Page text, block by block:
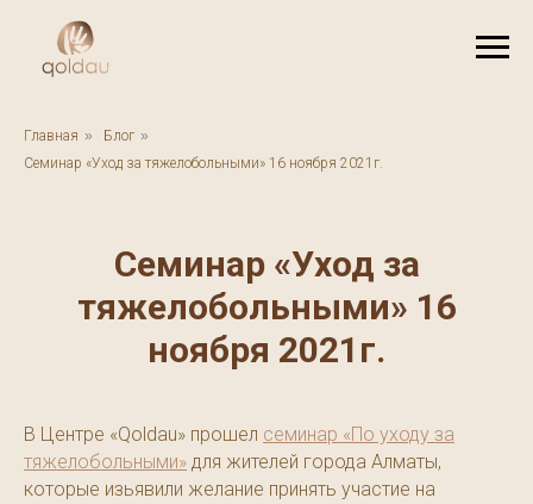
Главная » Блог »
Семинар «Уход за тяжелобольными» 16 ноября 2021г.
Семинар «Уход за
тяжелобольными» 16
ноября 2021г.
В Центре «Qoldau» прошел семинар «По уходу за
тяжелобольными» для жителей города Алматы,
которые изьявили желание принять участие на